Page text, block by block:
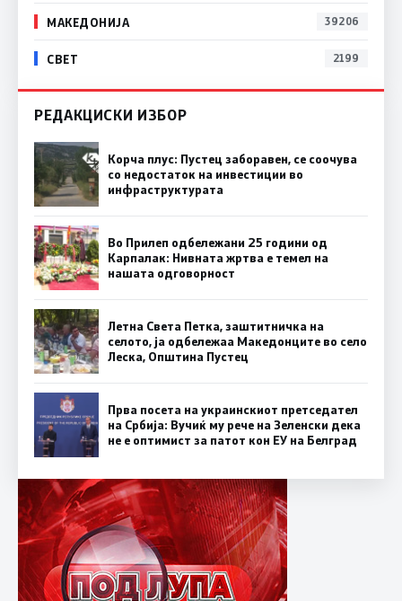
МАКЕДОНИЈА 39206
СВЕТ 2199
РЕДАКЦИСКИ ИЗБОР
Корча плус: Пустец заборавен, се соочува
со недостаток на инвестиции во
инфраструктурата
Во Прилеп одбележани 25 години од
Карпалак: Нивната жртва е темел на
нашата одговорност
Летна Света Петка, заштитничка на
селото, ја одбележаа Македонците во село
Леска, Општина Пустец
Прва посета на украинскиот претседател
на Србија: Вучиќ му рече на Зеленски дека
не е оптимист за патот кон ЕУ на Белград